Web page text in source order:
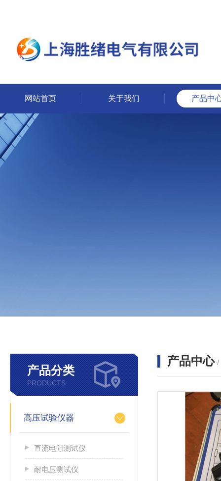
网站首页 关于我们 产品中
产品分类
PRODUCTS
高压试验仪器
直流电阻测试仪
耐电压测试仪
产品中心 /